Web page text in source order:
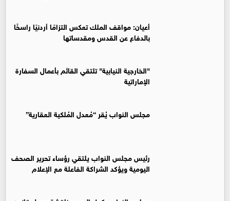
أعيان: مواقف الملك تعكس التزامًا أردنيًا راسخًا
بالدفاع عن القدس ومقدساتها
"الخارجية النيابية" تلتقي القائم بأعمال السفارة
الإماراتية
مجلس النواب يُقر “مُعدل المُلكية العقارية”
رئيس مجلس النواب يلتقي رؤساء تحرير الصحف
اليومية ويؤكد الشراكة الفاعلة مع الإعلام